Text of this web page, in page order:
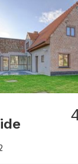
lettodomestici